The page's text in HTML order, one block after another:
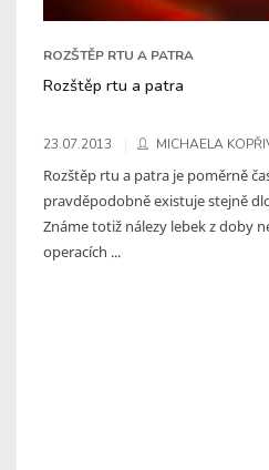
ROZŠTĚP RTU A PATRA
Rozštěp rtu a patra
23.07.2013 MICHAELA
Rozštěp rtu a patra je poměrně
pravděpodobně existuje stejně
Známe totiž nálezy lebek z doby
operacích ...